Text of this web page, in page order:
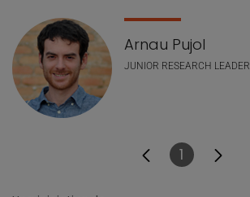
Arnau Pujol
JUNIOR RESEARCH LEADER
Pàgina
1